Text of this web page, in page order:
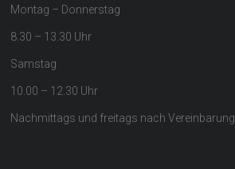
Montag – Donnerstag
8.30 – 13.30 Uhr
Samstag
10.00 – 12.30 Uhr
Nachmittags und freitags nach Vereinbarung.